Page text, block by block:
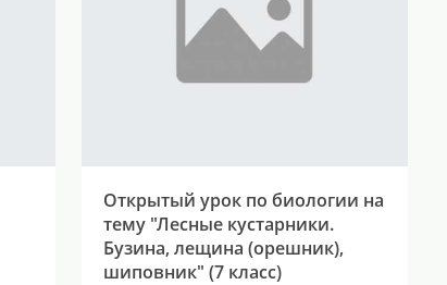
Открытый урок по биологии на
тему "Лесные кустарники.
Бузина, лещина (орешник),
шиповник" (7 класс)